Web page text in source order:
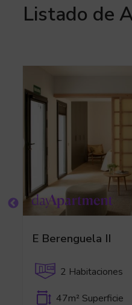
Listado de
E Berenguela II
2 Habitaciones
47m² Superficie